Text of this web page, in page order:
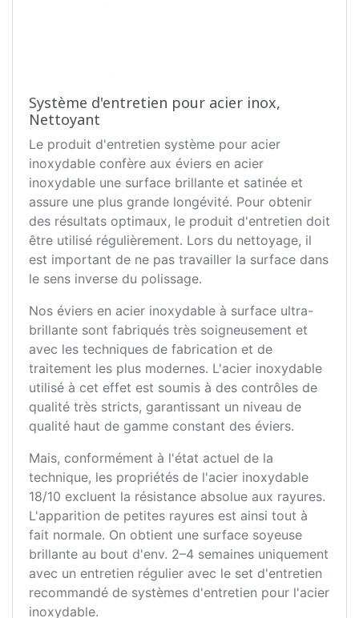
Système d'entretien pour acier inox,
Nettoyant
Le produit d'entretien système pour acier
inoxydable confère aux éviers en acier
inoxydable une surface brillante et satinée et
assure une plus grande longévité. Pour obtenir
des résultats optimaux, le produit d'entretien doit
être utilisé régulièrement. Lors du nettoyage, il
est important de ne pas travailler la surface dans
le sens inverse du polissage.
Nos éviers en acier inoxydable à surface ultra-
brillante sont fabriqués très soigneusement et
avec les techniques de fabrication et de
traitement les plus modernes. L'acier inoxydable
utilisé à cet effet est soumis à des contrôles de
qualité très stricts, garantissant un niveau de
qualité haut de gamme constant des éviers.
Mais, conformément à l'état actuel de la
technique, les propriétés de l'acier inoxydable
18/10 excluent la résistance absolue aux rayures.
L'apparition de petites rayures est ainsi tout à
fait normale. On obtient une surface soyeuse
brillante au bout d'env. 2–4 semaines uniquement
avec un entretien régulier avec le set d'entretien
recommandé de systèmes d'entretien pour l'acier
inoxydable.